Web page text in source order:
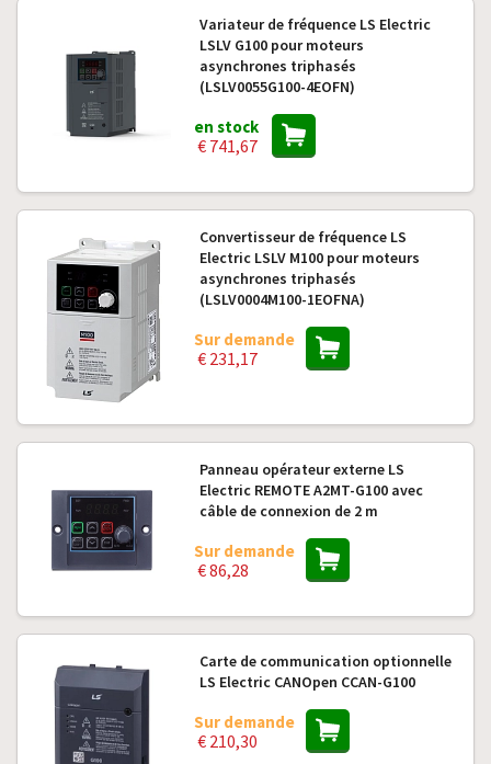
Variateur de fréquence LS Electric
LSLV G100 pour moteurs
asynchrones triphasés
(LSLV0055G100-4EOFN)
en stock
€ 741,67
Convertisseur de fréquence LS
Electric LSLV M100 pour moteurs
asynchrones triphasés
(LSLV0004M100-1EOFNA)
Sur demande
€ 231,17
Panneau opérateur externe LS
Electric REMOTE A2MT-G100 avec
câble de connexion de 2 m
Sur demande
€ 86,28
Carte de communication optionnelle
LS Electric CANOpen CCAN-G100
Sur demande
€ 210,30